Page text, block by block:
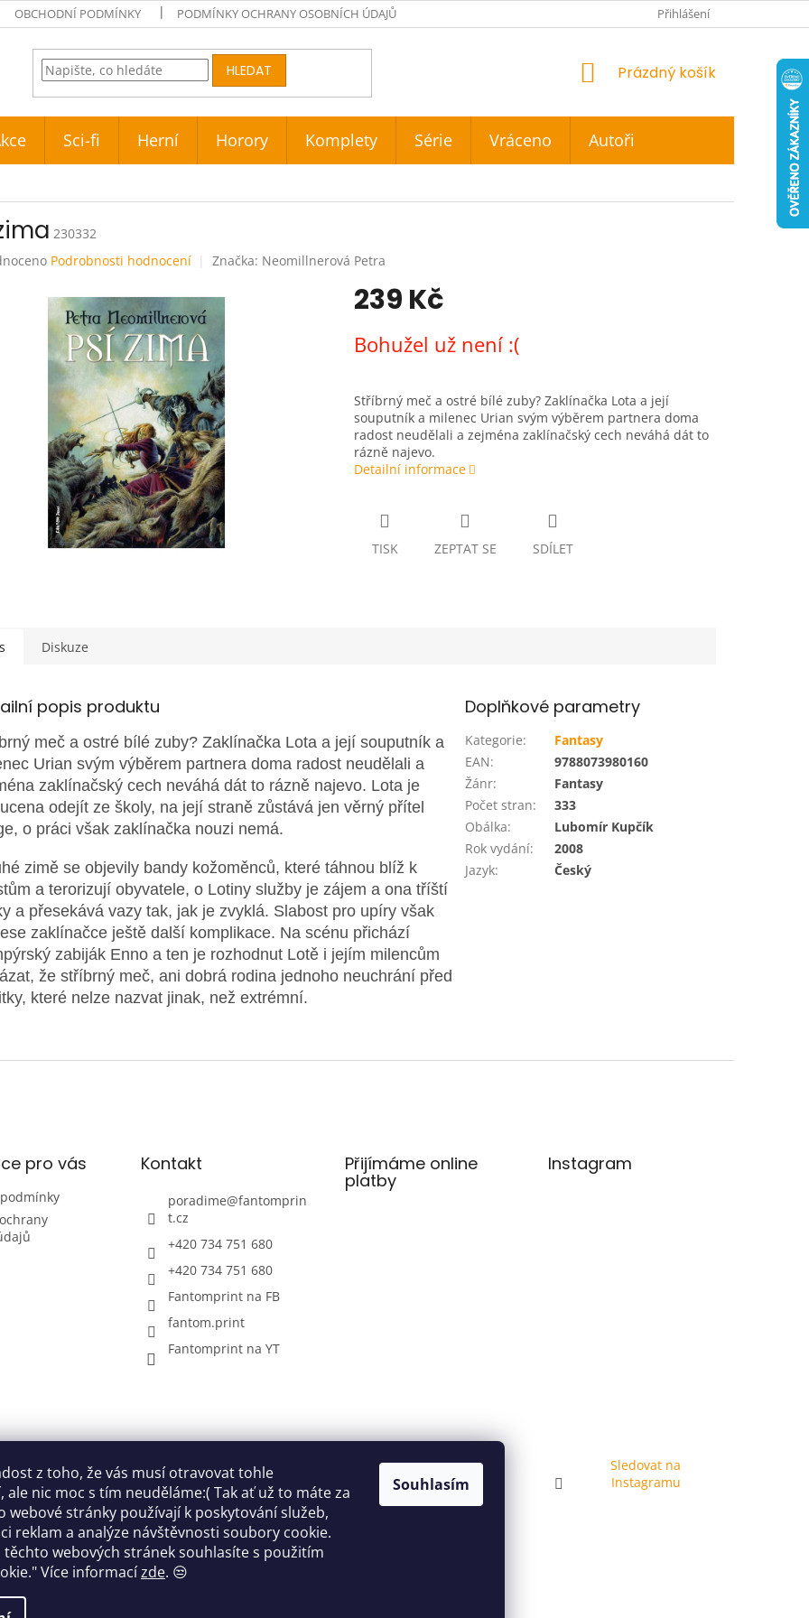
z toho, že vás musí otravovat tohle
ale nic moc s tím neuděláme:( Tak ať už to máte za
webové stránky používají k poskytování služeb,
reklam a analýze návštěvnosti soubory cookie.
těchto webových stránek souhlasíte s použitím
Více informacízde. 😒
Souhlasím
OBCHODNÍ PODMÍNKY PODMÍNKY OCHRANY OSOBNÍCH ÚDAJŮ Přihlášení
HLEDAT
NÁKUPNÍ
Prázdný košík
Sci-fi Herní Horory Komplety Série Vráceno Autoři
230332
Podrobnosti hodnocení Značka: Neomillnerová Petra
239 Kč
cena:
Bohužel už není :(
Stříbrný meč a ostré bílé zuby? Zaklínačka Lota a její
souputník a milenec Urian svým výběrem partnera doma
radost neudělali a zejména zaklínačský cech neváhá dát to
rázně najevo.
Detailní informace
TISK ZEPTAT SE SDÍLET
Diskuze
popis produktu
meč a ostré bílé zuby? Zaklínačka Lota a její souputník a
Urian svým výběrem partnera doma radost neudělali a
zaklínačský cech neváhá dát to rázně najevo. Lota je
odejít ze školy, na její straně zůstává jen věrný přítel
o práci však zaklínačka nouzi nemá.
zimě se objevily bandy kožoměnců, které táhnou blíž k
a terorizují obyvatele, o Lotiny služby je zájem a ona tříští
a přesekává vazy tak, jak je zvyklá. Slabost pro upíry však
zaklínačce ještě další komplikace. Na scénu přichází
zabiják Enno a ten je rozhodnut Lotě i jejím milencům
že stříbrný meč, ani dobrá rodina jednoho neuchrání před
které nelze nazvat jinak, než extrémní.
Doplňkové parametry
Kategorie:
Fantasy
EAN:
9788073980160
Žánr:
Fantasy
Počet stran:
333
Obálka:
Lubomír Kupčík
Rok vydání:
2008
Jazyk: Český
pro vás Kontakt
poradime@fantomprin
t.cz
+420 734 751 680
+420 734 751 680
Fantomprint na FB
fantom.print
Fantomprint na YT
Přijímáme online
platby
Instagram
Sledovat na
Instagramu